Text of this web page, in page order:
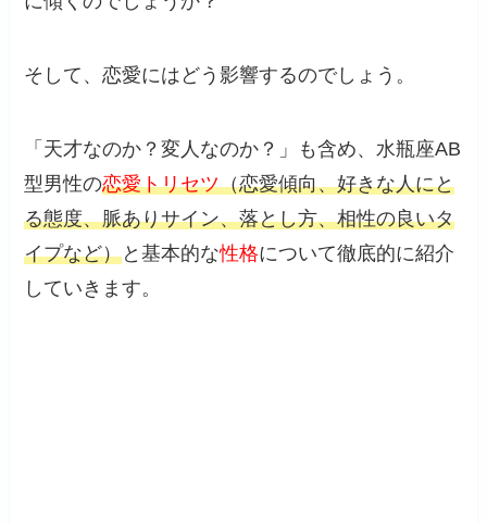
そして、恋愛にはどう影響するのでしょう。
「天才なのか？変人なのか？」も含め、水瓶座AB
型男性の恋愛トリセツ（恋愛傾向、好きな人にと
る態度、脈ありサイン、落とし方、相性の良いタ
イプなど）と基本的な性格について徹底的に紹介
していきます。